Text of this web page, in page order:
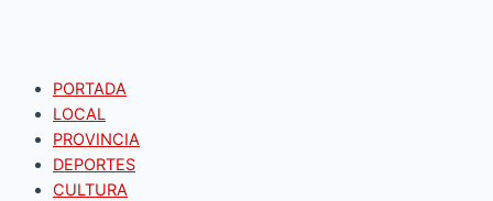
PORTADA
LOCAL
PROVINCIA
DEPORTES
CULTURA